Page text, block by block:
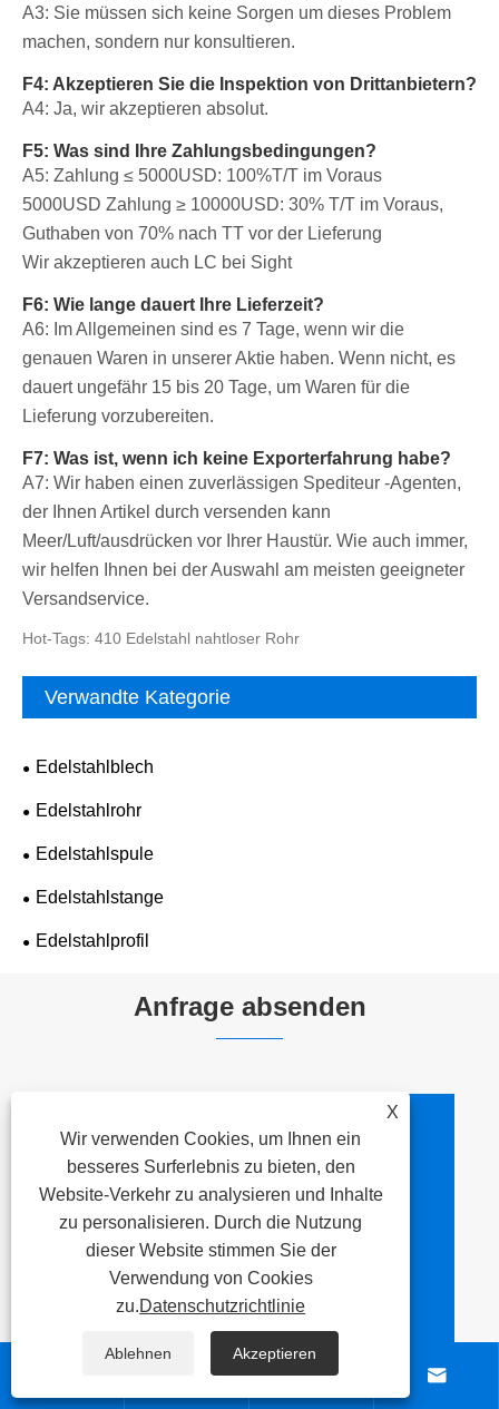
A3: Sie müssen sich keine Sorgen um dieses Problem
machen, sondern nur konsultieren.
F4: Akzeptieren Sie die Inspektion von Drittanbietern?
A4: Ja, wir akzeptieren absolut.
F5: Was sind Ihre Zahlungsbedingungen?
A5: Zahlung ≤ 5000USD: 100%T/T im Voraus
5000USD Zahlung ≥ 10000USD: 30% T/T im Voraus,
Guthaben von 70% nach TT vor der Lieferung
Wir akzeptieren auch LC bei Sight
F6: Wie lange dauert Ihre Lieferzeit?
A6: Im Allgemeinen sind es 7 Tage, wenn wir die
genauen Waren in unserer Aktie haben. Wenn nicht, es
dauert ungefähr 15 bis 20 Tage, um Waren für die
Lieferung vorzubereiten.
F7: Was ist, wenn ich keine Exporterfahrung habe?
A7: Wir haben einen zuverlässigen Spediteur -Agenten,
der Ihnen Artikel durch versenden kann
Meer/Luft/ausdrücken vor Ihrer Haustür. Wie auch immer,
wir helfen Ihnen bei der Auswahl am meisten geeigneter
Versandservice.
Hot-Tags: 410 Edelstahl nahtloser Rohr
Verwandte Kategorie
Edelstahlblech
Edelstahlrohr
Edelstahlspule
Edelstahlstange
Edelstahlprofil
Anfrage absenden
Kontaktinformation
Adresse
Nr. 260, Xicheng Road,
Bezirk Liangxi, Stadt Wuxi,
Provinz Jiangsu, China
 
X
Wir verwenden Cookies, um Ihnen ein
besseres Surferlebnis zu bieten, den
Website-Verkehr zu analysieren und Inhalte
zu personalisieren. Durch die Nutzung
dieser Website stimmen Sie der
Verwendung von Cookies
zu.Datenschutzrichtlinie
Ablehnen Akzeptieren